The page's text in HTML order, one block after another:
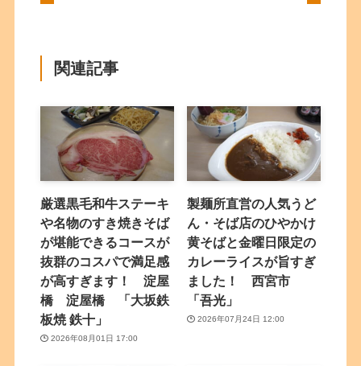
関連記事
厳選黒毛和牛ステーキ
や名物のすき焼きそば
が堪能できるコースが
抜群のコスパで満足感
が高すぎます！ 淀屋
橋 淀屋橋 「大坂鉄
板焼 鉄十」
2026年08月01日 17:00
製麺所直営の人気うど
ん・そば店のひやかけ
黄そばと金曜日限定の
カレーライスが旨すぎ
ました！ 西宮市
「吾光」
2026年07月24日 12:00